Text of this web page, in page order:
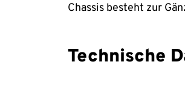
Chassis besteht zur
Technische